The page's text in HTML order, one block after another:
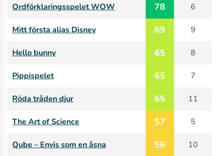
Ordförklaringsspelet WOW 78 6
Mitt första alias Disney 69 9
Hello bunny 65 8
Pippispelet 65 7
Röda tråden djur 65 11
The Art of Science 57 5
Qube – Envis som en åsna 56 10